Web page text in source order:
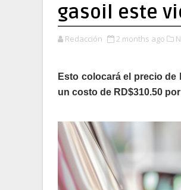
gasoil este
Redacción 2 months ago
Esto colocará el precio de
un costo de RD$310.50